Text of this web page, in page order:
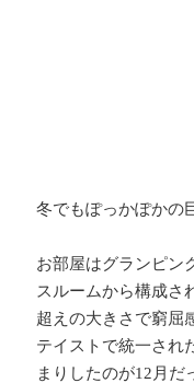
冬でもぽっかぽかの
お部屋はグランピン
スルームから構成さ
超えの大きさで窮屈
テイストで統一さ
まりしたのが12 月だ